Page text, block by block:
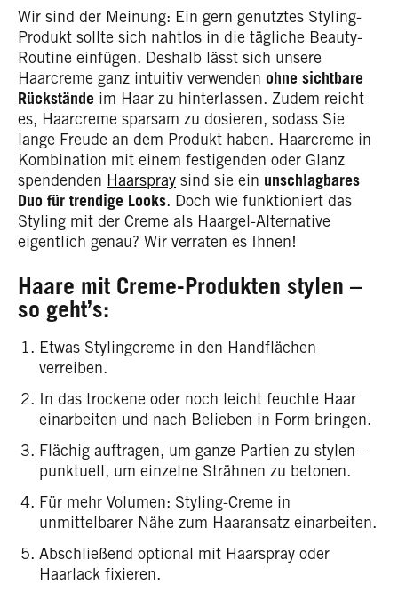
Wir sind der Meinung: Ein gern genutztes Styling-
Produkt sollte sich nahtlos in die tägliche Beauty-
Routine einfügen. Deshalb lässt sich unsere
Haarcreme ganz intuitiv verwenden ohne sichtbare
Rückstände im Haar zu hinterlassen. Zudem reicht
es, Haarcreme sparsam zu dosieren, sodass Sie
lange Freude an dem Produkt haben. Haarcreme in
Kombination mit einem festigenden oder Glanz
spendenden Haarspray sind sie ein unschlagbares
Duo für trendige Looks. Doch wie funktioniert das
Styling mit der Creme als Haargel-Alternative
eigentlich genau? Wir verraten es Ihnen!
Haare mit Creme-Produkten stylen –
so geht’s:
Etwas Stylingcreme in den Handflächen
verreiben.
In das trockene oder noch leicht feuchte Haar
einarbeiten und nach Belieben in Form bringen.
Flächig auftragen, um ganze Partien zu stylen –
punktuell, um einzelne Strähnen zu betonen.
Für mehr Volumen: Styling-Creme in
unmittelbarer Nähe zum Haaransatz einarbeiten.
Abschließend optional mit Haarspray oder
Haarlack fixieren.